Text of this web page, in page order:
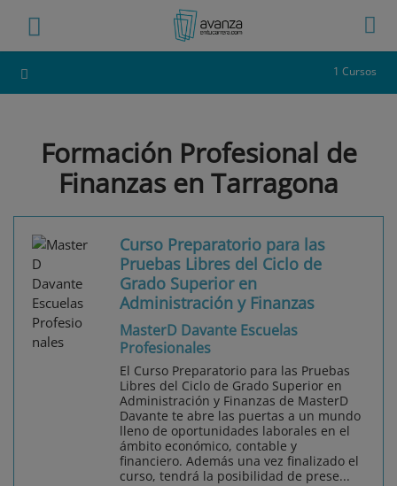
1 Cursos
Formación Profesional de
Finanzas en Tarragona
Curso Preparatorio para las
Pruebas Libres del Ciclo de
Grado Superior en
Administración y Finanzas
MasterD Davante Escuelas
Profesionales
El Curso Preparatorio para las Pruebas
Libres del Ciclo de Grado Superior en
Administración y Finanzas de MasterD
Davante te abre las puertas a un mundo
lleno de oportunidades laborales en el
ámbito económico, contable y
financiero. Además una vez finalizado el
curso, tendrá la posibilidad de prese...